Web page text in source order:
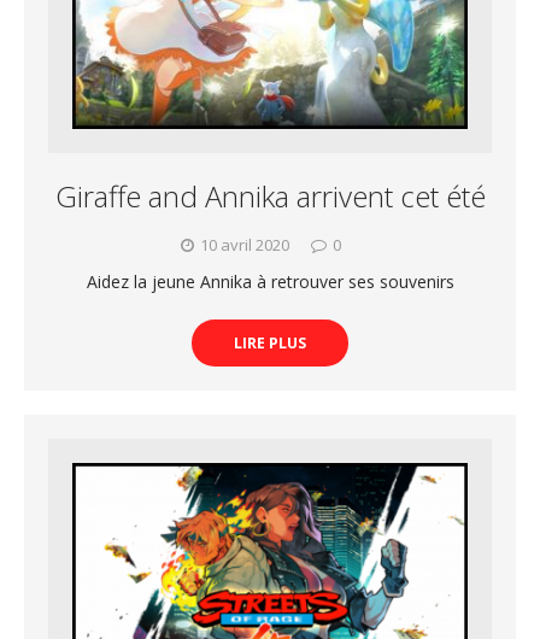
Giraffe and Annika arrivent cet été
10 avril 2020 0
Aidez la jeune Annika à retrouver ses souvenirs
LIRE PLUS